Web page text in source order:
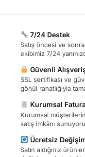
7/24 Destek
Satış öncesi ve
ekibimiz 7/24
Güvenli
SSL sertifikası ve
gönül rahatlığıyla
Kurumsal
Kurumsal
satış imkânı
Ücretsiz
Satın aldığınız